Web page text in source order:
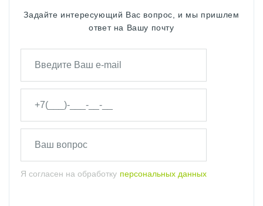
Задайте интересующий Вас вопрос, и мы пришлем
ответ на Вашу почту
Я согласен на обработку персональных данных